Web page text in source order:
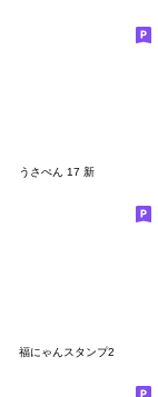
うさぺん 17 新
福にゃんスタンプ2